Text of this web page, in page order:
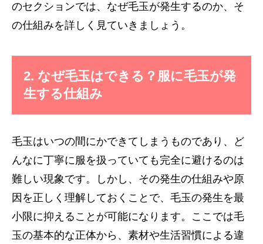
のセクションでは、なぜ毛玉が発生するのか、そ
の仕組みを詳しく見ていきましょう。
2. なぜ毛玉はできる？服に毛玉が発
生する仕組み
毛玉はいつの間にかできてしまうものであり、ど
んなに丁寧に服を扱っていても完全に避けるのは
難しい現象です。しかし、その発生の仕組みや原
因を正しく理解しておくことで、毛玉の発生を最
小限に抑えることが可能になります。ここでは毛
玉の基本的な正体から、素材や生活習慣による違